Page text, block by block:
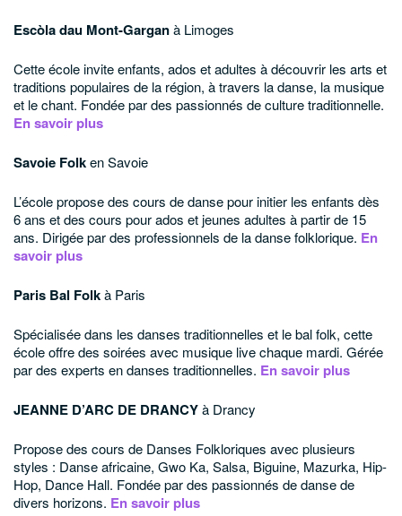
Escòla dau Mont-Garganà Limoges
Cette école invite enfants, ados et adultes à découvrir les arts et
traditions populaires de la région, à travers la danse, la musique
et le chant. Fondée par des passionnés de culture traditionnelle.
En savoir plus
Savoie Folken Savoie
L’école propose des cours de danse pour initier les enfants dès
6 ans et des cours pour ados et jeunes adultes à partir de 15
ans. Dirigée par des professionnels de la danse folklorique. En
savoir plus
Paris Bal Folkà Paris
Spécialisée dans les danses traditionnelles et le bal folk, cette
école offre des soirées avec musique live chaque mardi. Gérée
par des experts en danses traditionnelles. En savoir plus
JEANNE D’ARC DE DRANCYà Drancy
Propose des cours de Danses Folkloriques avec plusieurs
styles : Danse africaine, Gwo Ka, Salsa, Biguine, Mazurka, Hip-
Hop, Dance Hall. Fondée par des passionnés de danse de
divers horizons. En savoir plus